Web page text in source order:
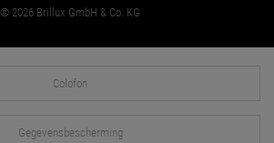
© 2026 Brillux GmbH & Co. KG
Colofon
Gegevensbescherming